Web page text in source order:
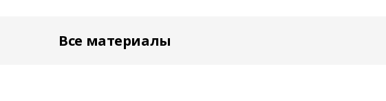
Все материалы